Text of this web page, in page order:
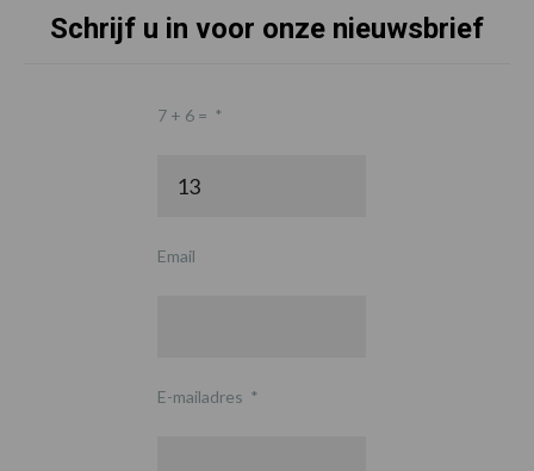
Schrijf u in voor onze nieuwsbrief
7 + 6 = *
Email
E-mailadres *